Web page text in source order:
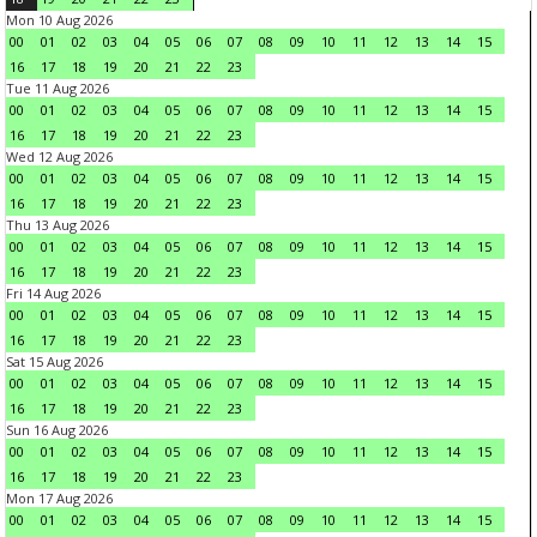
Mon 10 Aug 2026
00
01 02 03 04 05 06 07 08 09 10 11 12 13 14
15
16
17 18 19 20 21 22
23
Tue 11 Aug 2026
00
01 02 03 04 05 06 07 08 09 10 11 12 13 14
15
16
17 18 19 20 21 22
23
Wed 12 Aug 2026
00
01 02 03 04 05 06 07 08 09 10 11 12 13 14
15
16
17 18 19 20 21 22
23
Thu 13 Aug 2026
00
01 02 03 04 05 06 07 08 09 10 11 12 13 14
15
16
17 18 19 20 21 22
23
Fri 14 Aug 2026
00
01 02 03 04 05 06 07 08 09 10 11 12 13 14
15
16
17 18 19 20 21 22
23
Sat 15 Aug 2026
00
01 02 03 04 05 06 07 08 09 10 11 12 13 14
15
16
17 18 19 20 21 22
23
Sun 16 Aug 2026
00
01 02 03 04 05 06 07 08 09 10 11 12 13 14
15
16
17 18 19 20 21 22
23
Mon 17 Aug 2026
00
01 02 03 04 05 06 07 08 09 10 11 12 13 14
15